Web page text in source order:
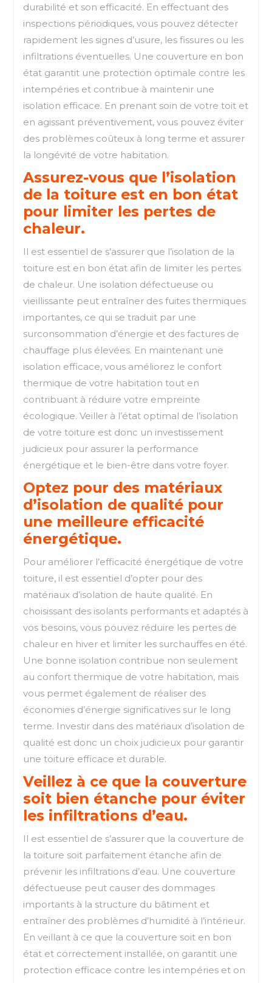
durabilité et son efficacité. En effectuant des
inspections périodiques, vous pouvez détecter
rapidement les signes d’usure, les fissures ou les
infiltrations éventuelles. Une couverture en bon
état garantit une protection optimale contre les
intempéries et contribue à maintenir une
isolation efficace. En prenant soin de votre toit et
en agissant préventivement, vous pouvez éviter
des problèmes coûteux à long terme et assurer
la longévité de votre habitation.
Assurez-vous que l’isolation
de la toiture est en bon état
pour limiter les pertes de
chaleur.
Il est essentiel de s’assurer que l’isolation de la
toiture est en bon état afin de limiter les pertes
de chaleur. Une isolation défectueuse ou
vieillissante peut entraîner des fuites thermiques
importantes, ce qui se traduit par une
surconsommation d’énergie et des factures de
chauffage plus élevées. En maintenant une
isolation efficace, vous améliorez le confort
thermique de votre habitation tout en
contribuant à réduire votre empreinte
écologique. Veiller à l’état optimal de l’isolation
de votre toiture est donc un investissement
judicieux pour assurer la performance
énergétique et le bien-être dans votre foyer.
Optez pour des matériaux
d’isolation de qualité pour
une meilleure efficacité
énergétique.
Pour améliorer l’efficacité énergétique de votre
toiture, il est essentiel d’opter pour des
matériaux d’isolation de haute qualité. En
choisissant des isolants performants et adaptés à
vos besoins, vous pouvez réduire les pertes de
chaleur en hiver et limiter les surchauffes en été.
Une bonne isolation contribue non seulement
au confort thermique de votre habitation, mais
vous permet également de réaliser des
économies d’énergie significatives sur le long
terme. Investir dans des matériaux d’isolation de
qualité est donc un choix judicieux pour garantir
une toiture efficace et durable.
Veillez à ce que la couverture
soit bien étanche pour éviter
les infiltrations d’eau.
Il est essentiel de s’assurer que la couverture de
la toiture soit parfaitement étanche afin de
prévenir les infiltrations d’eau. Une couverture
défectueuse peut causer des dommages
importants à la structure du bâtiment et
entraîner des problèmes d’humidité à l’intérieur.
En veillant à ce que la couverture soit en bon
état et correctement installée, on garantit une
protection efficace contre les intempéries et on